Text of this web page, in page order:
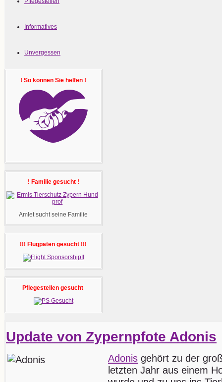
Informatives
Unvergessen
! So können Sie helfen !
! Familie gesucht !
Amlet sucht seine Familie
!!! Flugpaten gesucht !!!
Pflegestellen gesucht
Update von Zypernpfote Adonis
Adonis gehört zu der
letzten Jahr aus einem